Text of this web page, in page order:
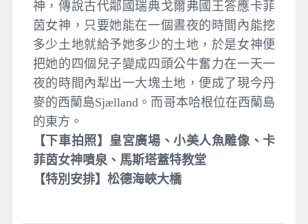
神，傳說古代鄰國瑞典戈爾弗國王答應卡菲
茵女神，只要她能在一個晝夜的時間內能挖
多少土地就給予她多少的土地，於是女神便
把她的四個兒子變成四頭公牛奮力在一天一
夜的時間內犁出一大塊土地，便成了現今丹
麥的西蘭島Sjælland。而哥本哈根位在西蘭島
的東方。
【下車拍照】皇宮廣場、小美人魚雕像、卡
菲茵女神噴泉、馬斯塔蓋特教堂
【特別安排】松德海峽大橋